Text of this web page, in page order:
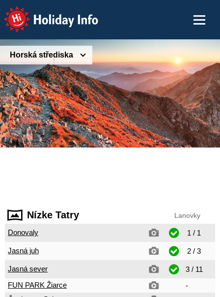
Holiday Info
Horská střediska
Nízke Tatry Lanovky
Donovaly 1 / 1
Jasná juh 2 / 3
Jasná sever
3 / 11
FUN PARK Žiarce
-